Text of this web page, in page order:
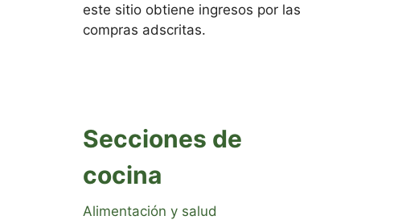
este sitio obtiene ingresos por las
compras adscritas.
Secciones de
cocina
Alimentación y salud